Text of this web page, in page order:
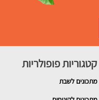
קטגוריות פופולריות
מתכונים לשבת